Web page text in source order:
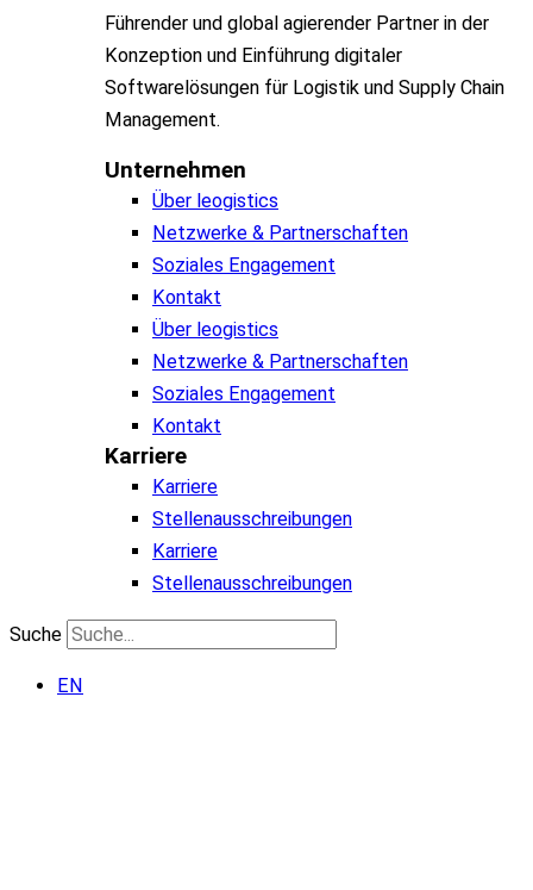
Führender und global agierender Partner in der
Konzeption und Einführung digitaler
Softwarelösungen für Logistik und Supply Chain
Management.
Unternehmen
Über leogistics
Netzwerke & Partnerschaften
Soziales Engagement
Kontakt
Über leogistics
Netzwerke & Partnerschaften
Soziales Engagement
Kontakt
Karriere
Karriere
Stellenausschreibungen
Karriere
Stellenausschreibungen
Suche
EN